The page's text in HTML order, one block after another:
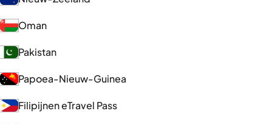
Oman
Pakistan
Papoea-Nieuw-Guinea
Filipijnen eTravel Pass